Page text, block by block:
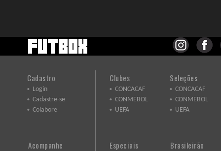
Cadastro
Login
Cadastre-se
Colabore
Acompanhe
Clubes
CONCACAF
CONMEBOL
UEFA
Seleções
CONCACAF
CONMEBOL
UEFA
Especiais Brasileirão